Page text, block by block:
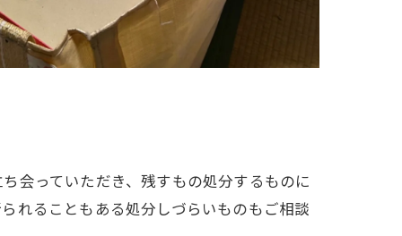
会っていただき、残すもの処分するものに
れることもある処分しづらいものもご相談